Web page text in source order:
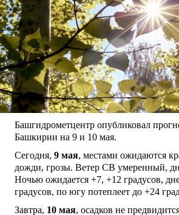
Башгидрометцентр опубликовал
Башкирии на 9 и 10 мая.
Сегодня, 9 мая, местами ожидаются
дожди, грозы. Ветер СВ умеренный,
Ночью ожидается +7, +12 градусов,
градусов, по югу потеплеет до +24
Завтра, 10 мая, осадков не